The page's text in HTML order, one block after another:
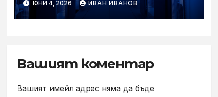
решения на стойност над
290 млн. долара за кампуса
ЮНИ 4, 2026 ИВАН ИВАНОВ
Вашият коментар
Вашият имейл адрес няма да бъде